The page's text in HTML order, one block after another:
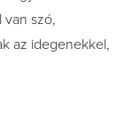
van szó,
az idegenekkel,